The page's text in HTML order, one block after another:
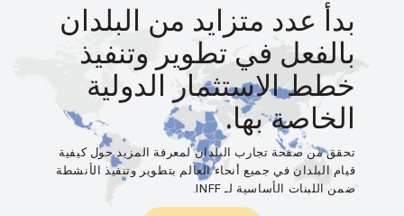
بدأ عدد متزايد من البلدان
بالفعل في تطوير وتنفيذ
خطط الاستثمار الدولية
الخاصة بها.
تحقق من صفحة تجارب البلدان لمعرفة المزيد حول كيفية
قيام البلدان في جميع أنحاء العالم بتطوير وتنفيذ الأنشطة
ضمن اللبنات الأساسية لـ INFF.